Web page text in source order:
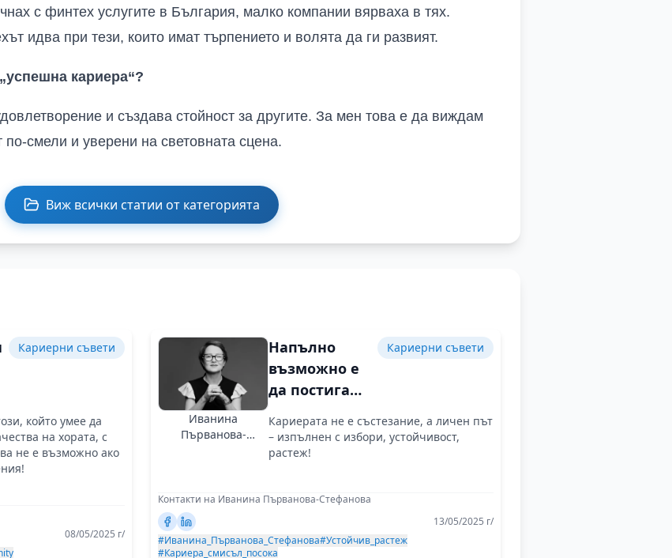
с финтех услугите в България, малко компании вярваха в тях.
идва при тези, които имат търпението и волята да ги развият.
кариера“?
и създава стойност за другите. За мен това е да виждам
по-смели и уверени на световната сцена.
Виж всички статии от категорията
Кариерни съвети
който умее да
на хората, с
не е възможно ако
08/05/2025 г/
Иванина
Първанова-
Напълно
възможно е
да постигаме
резултати,
без да губим
си по пътя
Кариерни съвети
Кариерата не е състезание, а личен път
– изпълнен с избори, устойчивост,
растеж!
Контакти на Иванина Първанова-Стефанова
13/05/2025 г/
#Иванина_Първанова_Стефанова#Устойчив_растеж
#Кариера_смисъл_посока